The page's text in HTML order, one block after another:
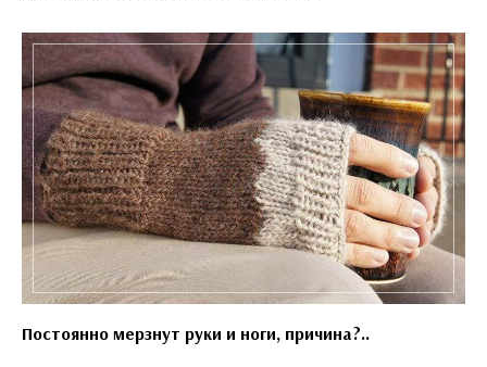
Постоянно мерзнут руки и ноги, причина?..